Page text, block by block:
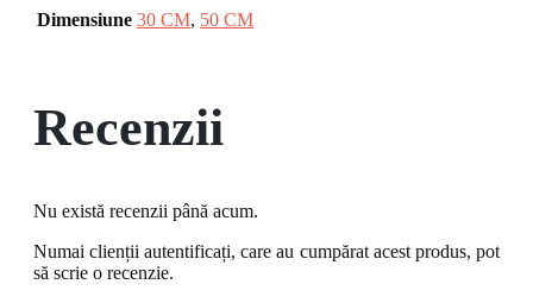
Dimensiune 30 CM, 50 CM
Recenzii
Nu există recenzii până acum.
Numai clienții autentificați, care au cumpărat acest produs, pot
să scrie o recenzie.